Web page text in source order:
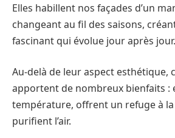
Elles habillent nos façades d’un
changeant au fil des saisons,
fascinant qui évolue jour après jour.
Au-delà de leur aspect esthétique,
apportent de nombreux bienfaits :
température, offrent un refuge à
purifient l’air.